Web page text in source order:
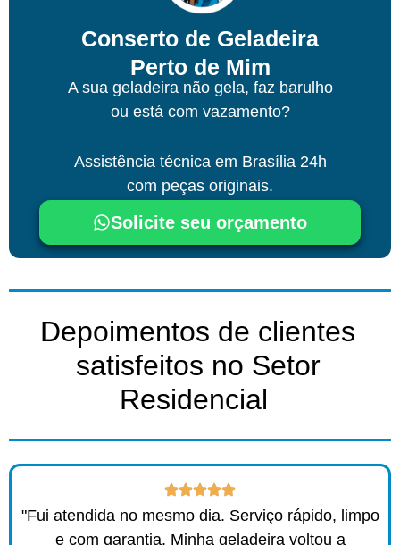
Conserto de Geladeira
Perto de Mim
A sua geladeira não gela, faz barulho
ou está com vazamento?
Assistência técnica em Brasília24h
com peças originais.
Solicite seu orçamento
Depoimentos de clientes
satisfeitos no Setor
Residencial ​
"Fui atendida no mesmo dia. Serviço rápido, limpo
e com garantia. Minha geladeira voltou a